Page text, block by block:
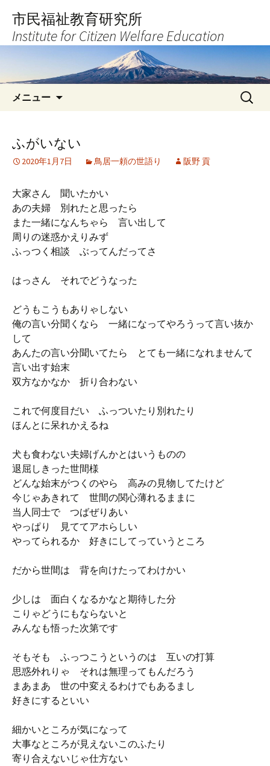
へ
キ
市民福祉教育研究所
Institute for Citizen Welfare Education
メニュー
検
索:
ふがいない
2020年1月7日 鳥居一頼の世語り 阪野 貢
大家さん 聞いたかい
あの夫婦 別れたと思ったら
また一緒になんちゃら 言い出して
周りの迷惑かえりみず
ふっつく相談 ぶってんだってさ
はっさん それでどうなった
どうもこうもありゃしない
俺の言い分聞くなら 一緒になってやろうって言い抜か
して
あんたの言い分聞いてたら とても一緒になれませんて
言い出す始末
双方なかなか 折り合わない
これで何度目だい ふっついたり別れたり
ほんとに呆れかえるね
犬も食わない夫婦げんかとはいうものの
退屈しきった世間様
どんな始末がつくのやら 高みの見物してたけど
今じゃあきれて 世間の関心薄れるままに
当人同士で つばぜりあい
やっぱり 見ててアホらしい
やってられるか 好きにしてっていうところ
だから世間は 背を向けたってわけかい
少しは 面白くなるかなと期待した分
こりゃどうにもならないと
みんなも悟った次第です
そもそも ふっつこうというのは 互いの打算
思惑外れりゃ それは無理ってもんだろう
まあまあ 世の中変えるわけでもあるまし
好きにするといい
細かいところが気になって
大事なところが見えないこのふたり
寄り合えないじゃ仕方ない